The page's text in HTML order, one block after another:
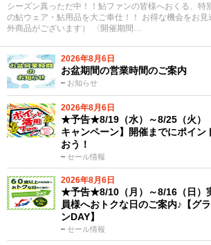
シーズン真っただ中！！鮎ファンの皆様へおくる、特
の鮎ウェア・鮎用品を大ご奉仕！！ お得な機会をお
外商品がございます） 〈開催期間…
2026年8月6日
お知らせ
お盆期間の営業時間のご案内
2026年8月6日
セール情報
★予告★8/19（水）～8/25（火）
キャンペーン】開催までにポイン
おう！
2026年8月6日
セール情報
★予告★8/10（月）～8/16（日）
員様へおトクな日のご案内♪【グ
ンDAY】